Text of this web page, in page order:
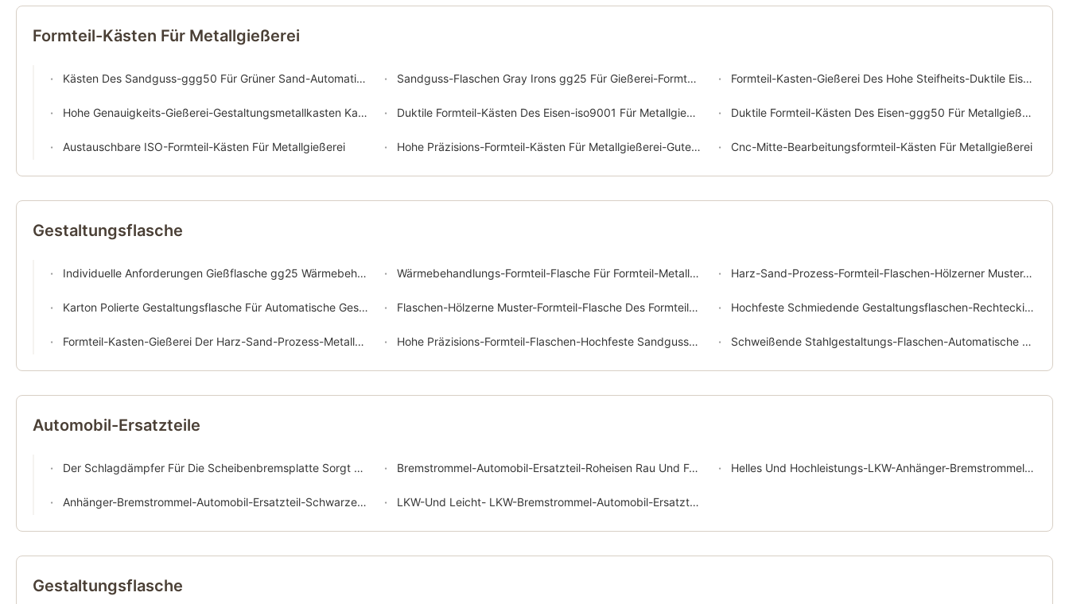
Formteil-Kästen Für Metallgießerei
Kästen Des Sandguss-ggg50 Für Grüner Sand-Automatische Formteil-Linie Sandguss-Flaschen Gray Irons gg25 Für Gießerei-Formteil-Linie Formteil-Kasten-Gießerei Des Hohe Steifheits-Duktile Eisen-ggg50
Hohe Genauigkeits-Gießerei-Gestaltungsmetallkasten Kailong Duktile Formteil-Kästen Des Eisen-iso9001 Für Metallgießerei Duktile Formteil-Kästen Des Eisen-ggg50 Für Metallgießerei
Austauschbare ISO-Formteil-Kästen Für Metallgießerei Hohe Präzisions-Formteil-Kästen Für Metallgießerei-Gute Austauschbarkeit Cnc-Mitte-Bearbeitungsformteil-Kästen Für Metallgießerei
Gestaltungsflasche
Individuelle Anforderungen Gießflasche gg25 Wärmebehandlung Zertifikat Und Schweißen Stahlguss Wärmebehandlungs-Formteil-Flasche Für Formteil-Metallkasten Der Industriellen Verarbeitung Harz-Sand-Prozess-Formteil-Flaschen-Hölzerner Muster-Schweißens-Stahl gg25 ggg50
Karton Polierte Gestaltungsflasche Für Automatische Gestaltungs-Linie Flaschen-Hölzerne Muster-Formteil-Flasche Des Formteil-gg25 Für Kundengebundene Größe Hochfeste Schmiedende Gestaltungsflaschen-Rechteckige Sandguss-Flaschen
Formteil-Kasten-Gießerei Der Harz-Sand-Prozess-Metallcasting-Formteil-Flaschen-gg25 Hohe Präzisions-Formteil-Flaschen-Hochfeste Sandguss-Flaschen ggg50 gg25 Schweißende Stahlgestaltungs-Flaschen-Automatische Flaschen-Formteil CNC Maschinelle Bearbeitung
Automobil-Ersatzteile
Der Schlagdämpfer Für Die Scheibenbremsplatte Sorgt Für Die Sauberkeit Des Motors. Bremstrommel-Automobil-Ersatzteil-Roheisen Rau Und Fertig Und Versammlung Helles Und Hochleistungs-LKW-Anhänger-Bremstrommel-Limousine-Auto-Roheisen ts16949
Anhänger-Bremstrommel-Automobil-Ersatzteil-Schwarzes Roheisen Des LKW-ts16949 LKW-Und Leicht- LKW-Bremstrommel-Automobil-Ersatzteil-Roheisen
Gestaltungsflasche